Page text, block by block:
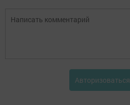
Авторизоваться